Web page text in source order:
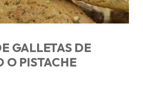
GALLETAS DE
O PISTACHE